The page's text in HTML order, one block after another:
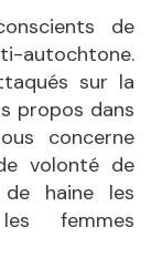
de
sur la
propos dans
concerne
volonté de
haine les
femmes